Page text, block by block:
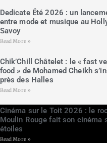
Dedicate Été 2026 : un
entre mode et musique au
Savoy
Read More »
Chik’Chill Châtelet : le « fast
food » de Mohamed Cheikh
près des Halles
Read More »
Cinéma sur le Toit 2026 : le
Moulin Rouge fait son cinéma
étoiles
Read More »